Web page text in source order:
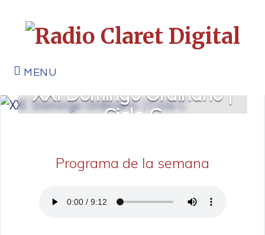
MENU
XXI Domingo Ordinario |
Ciclo C
Programa de la semana